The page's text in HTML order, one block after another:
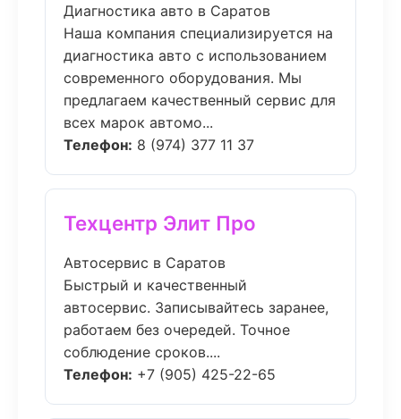
Диагностика авто в Саратов
Наша компания специализируется на
диагностика авто с использованием
современного оборудования. Мы
предлагаем качественный сервис для
всех марок автомо...
Телефон: 8 (974) 377 11 37
Техцентр Элит Про
Автосервис в Саратов
Быстрый и качественный
автосервис. Записывайтесь заранее,
работаем без очередей. Точное
соблюдение сроков....
Телефон: +7 (905) 425-22-65